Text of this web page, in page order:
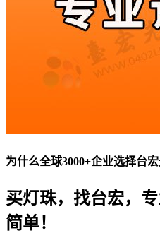
为什么全球3000+企业选择台宏
买灯珠，找台宏，
简单！